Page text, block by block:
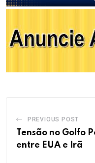
PREVIOUS POST
Tensão no Golfo
entre EUA e Irã